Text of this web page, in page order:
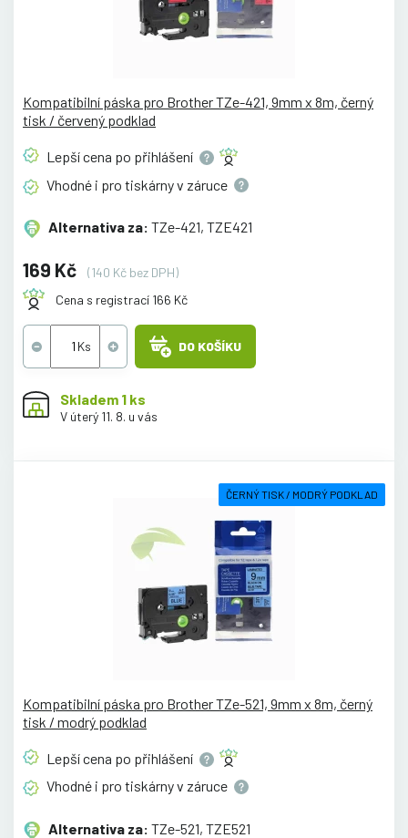
Kompatibilní páska pro Brother TZe-421, 9mm x 8m, černý
tisk / červený podklad
Lepší cena po přihlášení
Vhodné i pro tiskárny v záruce
Alternativa za: TZe-421, TZE421
169 Kč
(140 Kč bez DPH)
Cena s registrací 166 Kč
DO KOŠÍKU
Skladem 1 ks
V úterý 11. 8. u vás
ČERNÝ TISK / MODRÝ PODKLAD
Kompatibilní páska pro Brother TZe-521, 9mm x 8m, černý
tisk / modrý podklad
Lepší cena po přihlášení
Vhodné i pro tiskárny v záruce
Alternativa za: TZe-521, TZE521